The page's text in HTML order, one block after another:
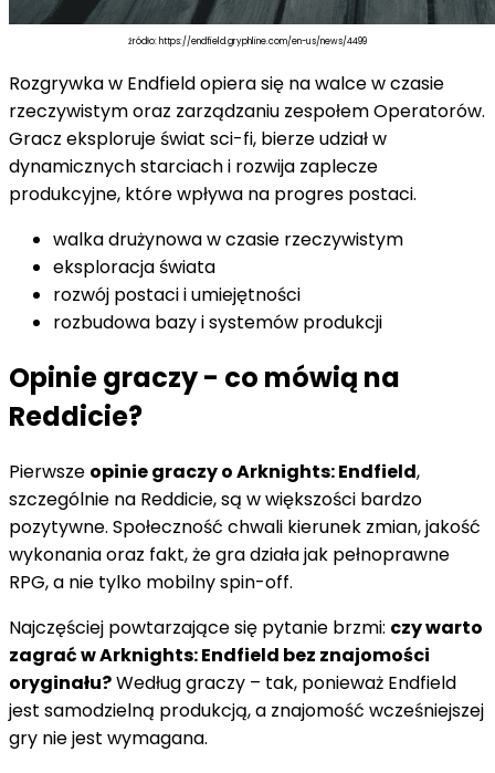
źródło: https://endfield.gryphline.com/en-us/news/4499
Rozgrywka w Endfield opiera się na walce w czasie
rzeczywistym oraz zarządzaniu zespołem Operatorów.
Gracz eksploruje świat sci-fi, bierze udział w
dynamicznych starciach i rozwija zaplecze
produkcyjne, które wpływa na progres postaci.
walka drużynowa w czasie rzeczywistym
eksploracja świata
rozwój postaci i umiejętności
rozbudowa bazy i systemów produkcji
Opinie graczy - co mówią na
Reddicie?
Pierwsze opinie graczy o Arknights: Endfield,
szczególnie na Reddicie, są w większości bardzo
pozytywne. Społeczność chwali kierunek zmian, jakość
wykonania oraz fakt, że gra działa jak pełnoprawne
RPG, a nie tylko mobilny spin-off.
Najczęściej powtarzające się pytanie brzmi: czy warto
zagrać w Arknights: Endfield bez znajomości
oryginału?Według graczy – tak, ponieważ Endfield
jest samodzielną produkcją, a znajomość wcześniejszej
gry nie jest wymagana.